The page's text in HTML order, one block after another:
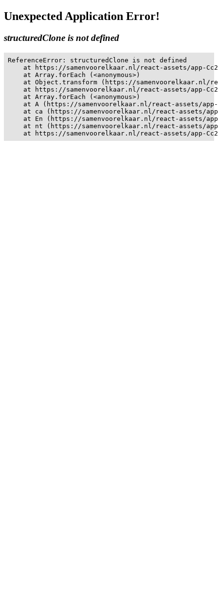
Unexpected Application Error!
structuredClone is not defined
ReferenceError: structuredClone is not defined
at https://samenvoorelkaar.nl/react-assets/app-
    at Array.forEach (<anonymous>)
at Object.transform (https://samenvoorelkaar.nl/
at https://samenvoorelkaar.nl/react-assets/app-
    at Array.forEach (<anonymous>)
at A (https://samenvoorelkaar.nl/react-assets/
at ca (https://samenvoorelkaar.nl/react-assets/
at En (https://samenvoorelkaar.nl/react-assets/
at nt (https://samenvoorelkaar.nl/react-assets/
at https://samenvoorelkaar.nl/react-assets/app-